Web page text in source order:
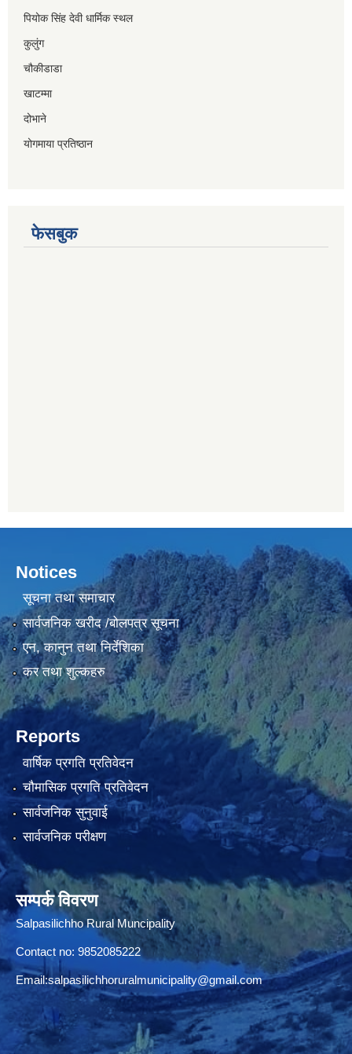
पियोक सिंह देवी धार्मिक स्थल
कुलुंग
चौकीडाडा
खाटम्मा
दोभाने
योगमाया प्रतिष्ठान
फेसबुक
Notices
सूचना तथा समाचार
सार्वजनिक खरीद /बोलपत्र सूचना
एन, कानुन तथा निर्देशिका
कर तथा शुल्कहरु
Reports
वार्षिक प्रगति प्रतिवेदन
चौमासिक प्रगति प्रतिवेदन
सार्वजनिक सुनुवाई
सार्वजनिक परीक्षण
सम्पर्क विवरण
Salpasilichho Rural Muncipality
Contact no: 9852085222
Email:salpasilichhoruralmunicipality@gmail.com